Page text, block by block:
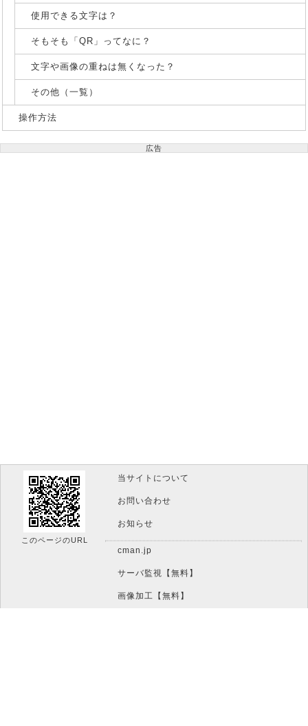
使用できる文字は？
そもそも「QR」ってなに？
文字や画像の重ねは無くなった？
その他（一覧）
操作方法
広告
このページのURL
当サイトについて
お問い合わせ
お知らせ
cman.jp
サーバ監視【無料】
画像加工【無料】